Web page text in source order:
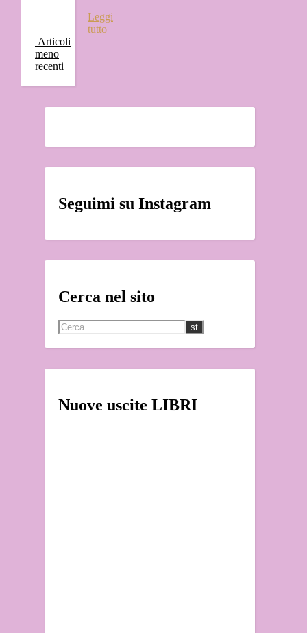
Leggi
tutto
Articoli
meno
recenti
Seguimi su Instagram
Cerca nel sito
Nuove uscite LIBRI